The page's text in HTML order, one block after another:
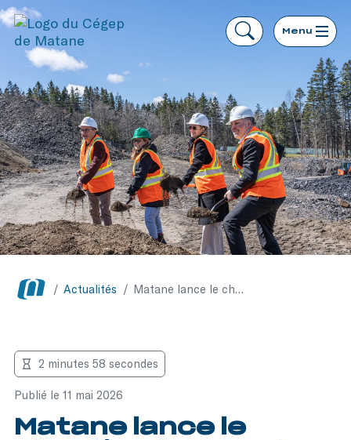
Menu
/ Actualités / Matane lance le chantier du Complexe aquatique Desjardins
Publié le 11 mai 2026
2 minutes 58 secondes
Matane lance le